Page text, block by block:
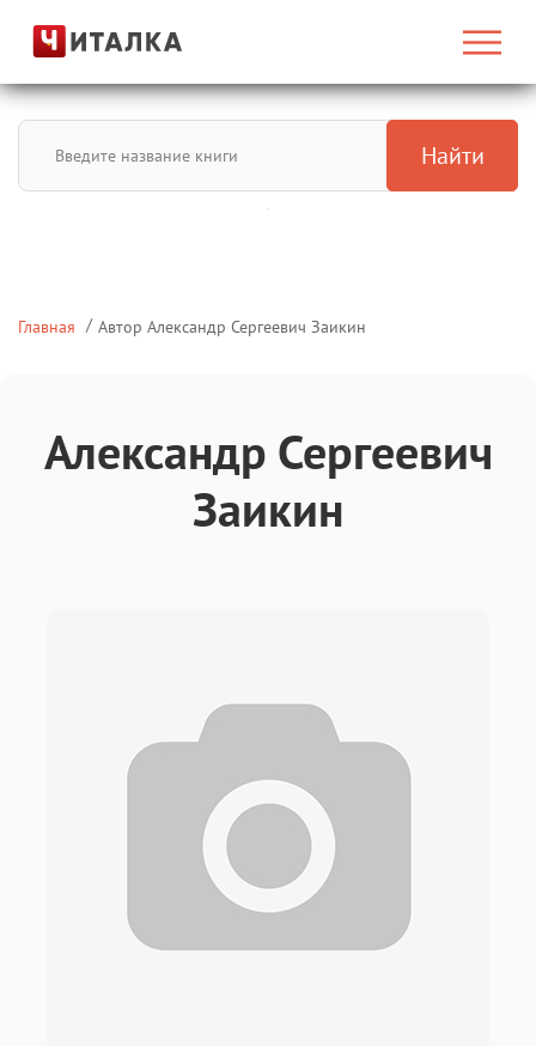
Найти
Главная Автор Александр Сергеевич Заикин
Александр Сергеевич
Заикин